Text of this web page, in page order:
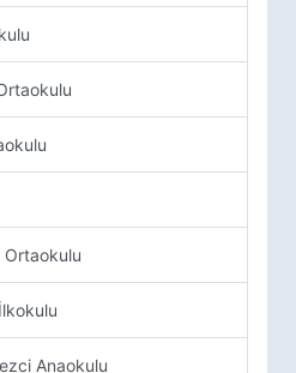
Ortaokulu
Anaokulu